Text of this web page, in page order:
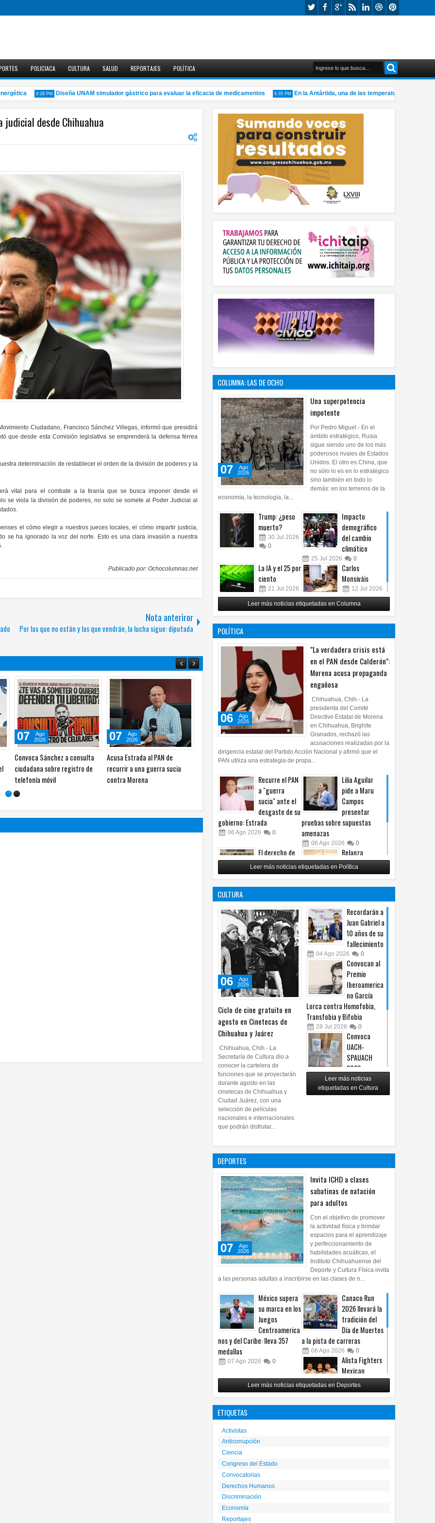
POLICIACA CULTURA SALUD REPORTAJES POLÍTICA
9:28 PM Diseña UNAM simulador gástrico para evaluar la eficacia de medicamentos 8:35 PM En la Antártida, una de las temperaturas más bajas
desde Chihuahua
Ciudadano, Francisco Sánchez Villegas, informó que presidirá
que desde esta Comisión legislativa se emprenderá la defensa férrea
determinación de restablecer el orden de la división de poderes y la
vital para el combate a la tiranía que se busca imponer desde el
se viola la división de poderes, no solo se somete al Poder Judicial al
el cómo elegir a nuestros jueces locales, el cómo impartir justicia,
se ha ignorado la voz del norte. Esto es una clara invasión a nuestra
Publicado por: Ochocolumnas.net
Nota anteriror
Por las que no están y las que vendrán, la lucha sigue: diputada
Impugnó Morena gran parte de
la reforma electoral, no solo lo
que dice el PAN: Estrada
07
Ago
2026
Recorre Torres la Estancia
Infantil de Soto Máynez en el
Distrito 13
07
Ago
2026
COLUMNA: LAS DE OCHO
Una superpotencia
impotente
07
Ago
2026
Por Pedro Miguel.- En el
ámbito estratégico, Rusia
sigue siendo uno de los más
poderosos rivales de Estados
Unidos. El otro es China, que
no sólo lo es en lo estratégico
sino también en todo lo
demás: en los terrenos de la
economía, la tecnología, la...
Trump: ¿peso
muerto?
30 Jul 2026
0
Impacto
demográfico
del cambio
climático
25 Jul 2026 0
La IA y el 25 por
ciento
21 Jul 2026
0
Carlos
Monsiváis
12 Jul 2026
0
Leer más noticias etiquetadas en Columna
POLÍTICA
"La verdadera crisis está
en el PAN desde Calderón":
Morena acusa propaganda
engañosa
06
Ago
2026
Chihuahua, Chih.- La
presidenta del Comité
Directivo Estatal de Morena
en Chihuahua, Brighite
Granados, rechazó las
acusaciones realizadas por la
dirigencia estatal del Partido Acción Nacional y afirmó que el
PAN utiliza una estrategia de propa...
Recurre el PAN
a "guerra
sucia" ante el
desgaste de su
gobierno: Estrada
06 Ago 2026 0
Lilia Aguilar
pide a Maru
Campos
presentar
pruebas sobre supuestas
amenazas
06 Ago 2026 0
El derecho de
las audiencias
no es censura,
es un principio
constitucional: González
05Ago 2026 0
Relanza
Villalobos
programa de
afiliación del
05Ago 2026
Leer más noticias etiquetadas en Política
CULTURA
Ciclo de cine gratuito en
agosto en Cinetecas de
Chihuahua y Juárez
06
Ago
2026
Chihuahua, Chih.- La
Secretaría de Cultura dio a
conocer la cartelera de
funciones que se proyectarán
durante agosto en las
cinetecas de Chihuahua y
Ciudad Juárez, con una
selección de películas
nacionales e internacionales
que podrán disfrutar...
Recordarán a
Juan Gabriel a
10 años de su
fallecimiento
04Ago 2026 0
Convocan al
Premio
Iberoamerica
no García
Lorca contra Homofobia,
Transfobia y Bifobia
28 Jul 2026 0
Convoca
UACH-
SPAUACH
2026 a
publicar textos académicos
28 Jul 2026 0
Copian
Leer más noticias
etiquetadas en Cultura
DEPORTES
Invita ICHD a clases
sabatinas de natación
para adultos
07
Ago
2026
Con el objetivo de promover
la actividad física y brindar
espacios para el aprendizaje
y perfeccionamiento de
habilidades acuáticas, el
Instituto Chihuahuense del
Deporte y Cultura Física invita
a las personas adultas a inscribirse en las clases de n...
México supera
su marca en los
Juegos
Centroamerica
nos y del Caribe: lleva 357
medallas
07 Ago 2026 0
Canaco Run
2026 llevará la
tradición del
Día de Muertos
a la pista de carreras
06 Ago 2026 0
Alista Fighters
Mexican
Promotions
posible regreso
con peleas en jaula
Reunirá Box de
peleadores de
municipios este fin de semana
30 Jul 2026
Leer más noticias etiquetadas en Deportes
ETIQUETAS
Activistas
Anticorrupción
Ciencia
Congreso del Estado
Convocatorias
Derechos Humanos
Discriminación
Economía
Reportajes